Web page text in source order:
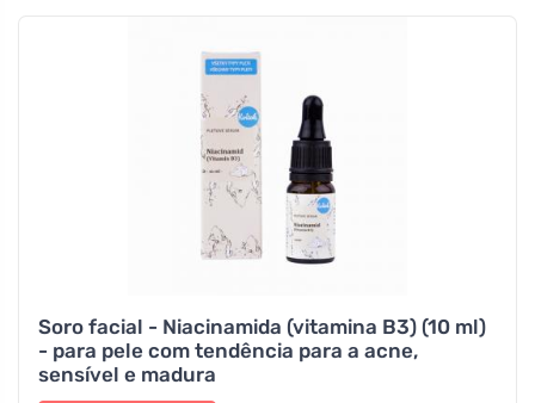
Soro facial - Niacinamida (vitamina B3) (10 ml)
- para pele com tendência para a acne,
sensível e madura